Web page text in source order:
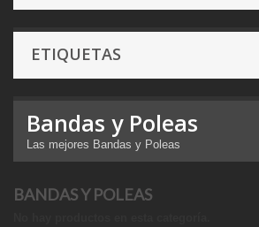
ETIQUETAS
Bandas y Poleas
Las mejores Bandas y Poleas
BANDAS Y POLEAS